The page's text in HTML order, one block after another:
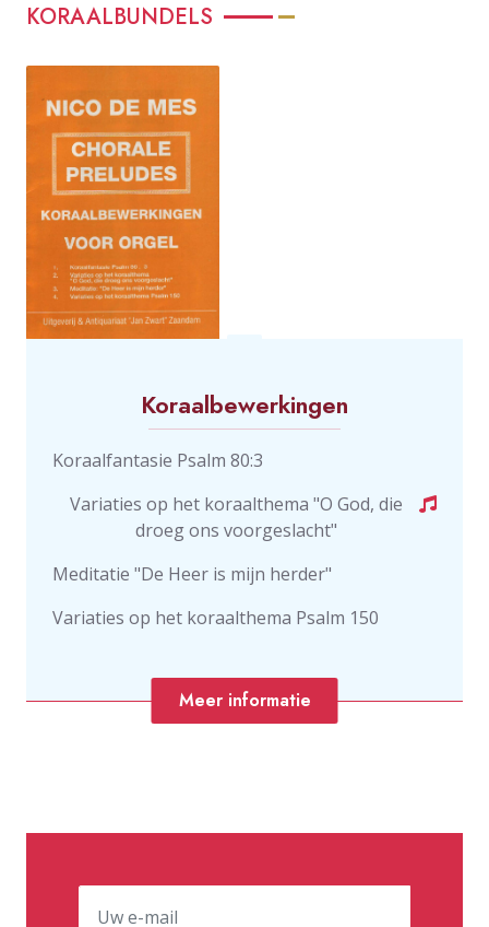
KORAALBUNDELS
Koraalbewerkingen
Koraalfantasie Psalm 80:3
Variaties op het koraalthema "O God, die
droeg ons voorgeslacht"
Meditatie "De Heer is mijn herder"
Variaties op het koraalthema Psalm 150
Meer informatie